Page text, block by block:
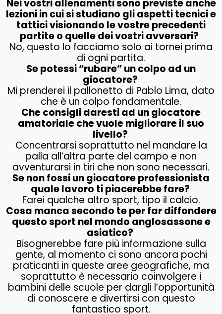
Nei vostri allenamenti sono previste anche
lezioni in cui si studiano gli aspetti tecnici e
tattici visionando le vostre precedenti
partite o quelle dei vostri avversari?
No, questo lo facciamo solo ai tornei prima
di ogni partita.
Se potessi “rubare” un colpo ad un
giocatore?
Mi prenderei il pallonetto di Pablo Lima, dato
che è un colpo fondamentale.
Che consigli daresti ad un giocatore
amatoriale che vuole migliorare il suo
livello?
Concentrarsi soprattutto nel mandare la
palla all’altra parte del campo e non
avventurarsi in tiri che non sono necessari.
Se non fossi un giocatore professionista
quale lavoro ti piacerebbe fare?
Farei qualche altro sport, tipo il calcio.
Cosa manca secondo te per far diffondere
questo sport nel mondo anglosassone e
asiatico?
Bisognerebbe fare più informazione sulla
gente, al momento ci sono ancora pochi
praticanti in queste aree geografiche, ma
soprattutto è necessario coinvolgere i
bambini delle scuole per dargli l’opportunità
di conoscere e divertirsi con questo
fantastico sport.